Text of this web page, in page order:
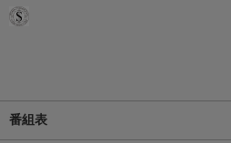
番組表